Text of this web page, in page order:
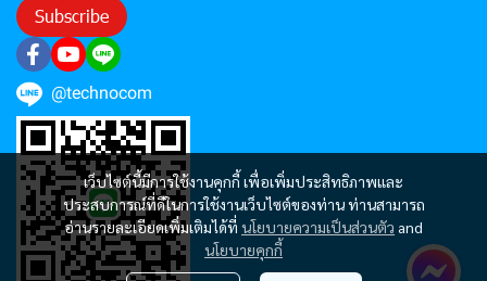
เว็บไซต์นี้มีการใช้งานคุกกี้ เพื่อเพิ่มประสิทธิภาพและ
ประสบการณ์ที่ดีในการใช้งานเว็บไซต์ของท่าน ท่านสามารถ
อ่านรายละเอียดเพิ่มเติมได้ที่ นโยบายความเป็นส่วนตัว and
นโยบายคุกกี้
Subscribe
@technocom